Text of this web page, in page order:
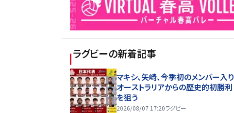
ラグビーの新着記事
マキシ、矢崎、今季初のメンバー入り
オーストラリアからの歴史的初勝利
を狙う
2026/08/07 17:20ラグビー